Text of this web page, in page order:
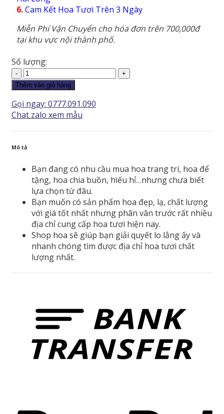
6.Cam Kết Hoa Tươi Trên 3 Ngày
Miễn Phí Vận Chuyển cho hóa đơn trên 700,000đ
tại khu vực nội thành phố.
Số lượng:
Hoa
Tình
-
HTY150
Thêm vào giỏ hàng
Gọi ngay: 0777.091.090
Chat zalo xem mẫu
Mô tả
Bạn đang có nhu cầu mua hoa trang trí, hoa để
tặng, hoa chia buồn, hiếu hỉ…nhưng chưa biết
lựa chọn từ đâu.
Bạn muốn có sản phẩm hoa đẹp, lạ, chất lượng
với giá tốt nhất nhưng phân vân trước rất nhiều
địa chỉ cung cấp hoa tươi hiện nay.
Shop hoa sẽ giúp bạn giải quyết lo lắng ấy và
nhanh chóng tìm được địa chỉ hoa tươi chất
lượng nhất.